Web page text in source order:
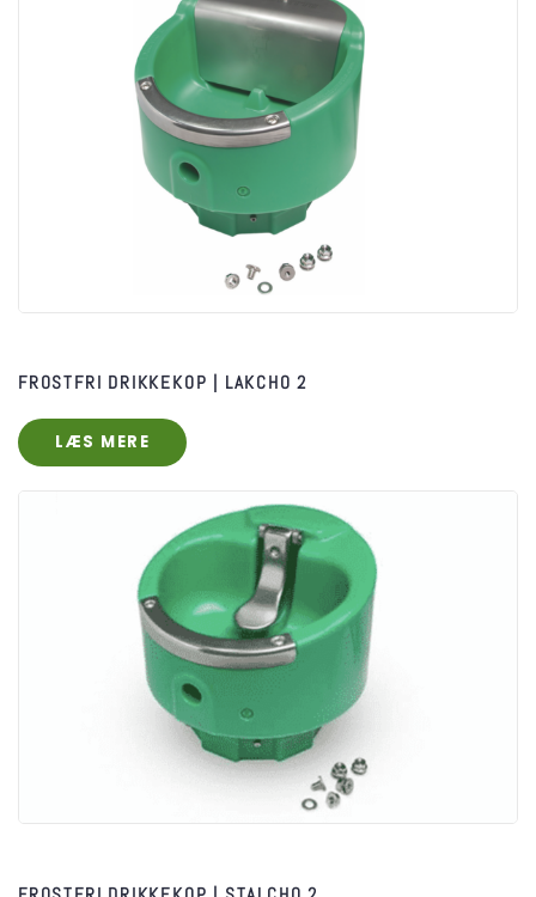
FROSTFRI DRIKKEKOP | LAKCHO 2
LÆS MERE